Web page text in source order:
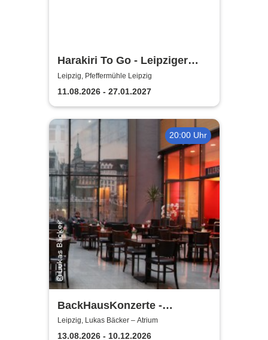
Harakiri To Go - Leipziger
Pfeffermühle
Leipzig, Pfeffermühle Leipzig
11.08.2026 - 27.01.2027
20:00 Uhr
BackHausKonzerte -
Kammermusik mit der
Sinfonia Leipzig
Leipzig, Lukas Bäcker – Atrium
13.08.2026 - 10.12.2026